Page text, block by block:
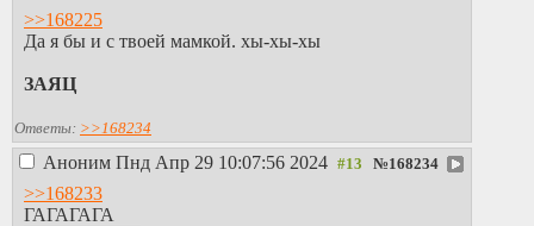
>>168225
Да я бы и с твоей мамкой. хы-хы-хы
ЗАЯЦ
Ответы: >>168234
Аноним Пнд Апр 29 10:07:56 2024 №168234
>>168233
ГАГАГАГА